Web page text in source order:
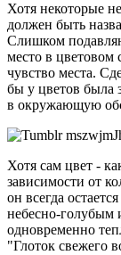
Хотя некоторые
должен быть
Слишком
место в цветовом
чувство места.
бы у цветов была
в окружающую
Хотя сам цвет -
зависимости от
он всегда
небесно-голубым
одновременно
"Глоток свежего